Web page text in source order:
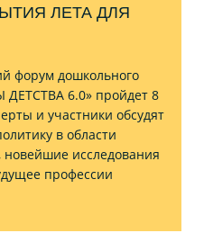
ЛЕТА ДЛЯ
форум дошкольного
6.0» пройдет 8
и участники обсудят
в области
новейшие исследования
профессии